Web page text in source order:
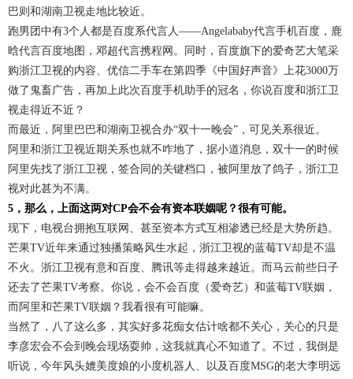
巴则和湖南卫视走地比较近。
跑男团中有3个人都是百度系代言人——Angelababy代言手机百度，鹿
晗代言百度地图，邓超代言携程网。同时，百度旗下的爱奇艺大笔采
购浙江卫视的内容、优信二手车在第四季《中国好声音》上花3000万
做了鬼畜广告，再加上此次百度手机助手的冠名，你说百度和浙江卫
视走得近不近？
而最近，阿里巴巴和湖南卫视合办“双十一晚会”，可见关系很近。
阿里和浙江卫视近期关系也就不咋地了，据小道消息，双十一的时候
阿里先找了浙江卫视，签合同的关键档口，被阿里放了鸽子，浙江卫
视对此甚为不满。
5，那么，上面这两对CP会不会有资本联姻呢？很有可能。
现下，电视台拥抱互联网、甚至资本方式互相渗透已经是大势所趋。
芒果TV近年来通过独播策略风生水起，浙江卫视的蓝莓TV却是不温
不火。浙江卫视有意和百度、腾讯等走得越来越近。而马云前些日子
还去了芒果TV考察。你说，会不会百度（爱奇艺）和蓝莓TV联姻，
而阿里和芒果TV联姻？我看很有可能嘛。
当然了，八了这么多，其实好多花痴女估计啥都不关心，关心的只是
李彦宏会不会到晚会现场耍帅，这我就真心不知道了。不过，我倒是
听说，今年风头媲美度娘的小度机器人、以及百度MSG的老大李明远